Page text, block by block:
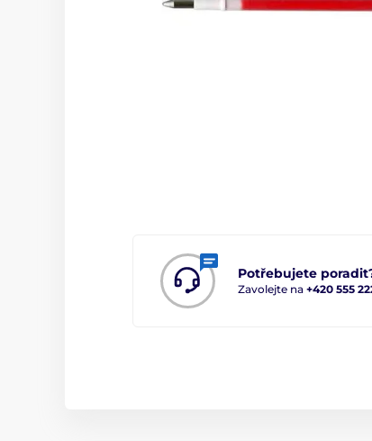
Potřebujete
Zavolejte na +420 555